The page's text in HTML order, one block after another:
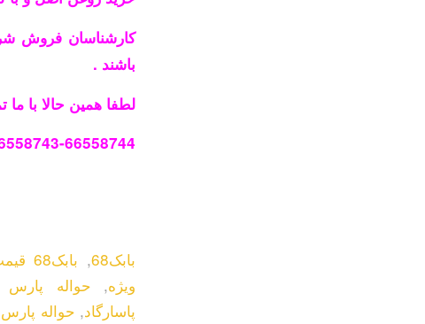
کارشناسان فروش
باشند .
لطفا همین حالا با
66558744
بابک68 , بابک68 قیمت
ویژه, حواله
پاسارگاد, حواله